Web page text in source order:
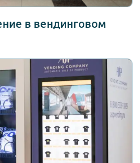
в вендинговом